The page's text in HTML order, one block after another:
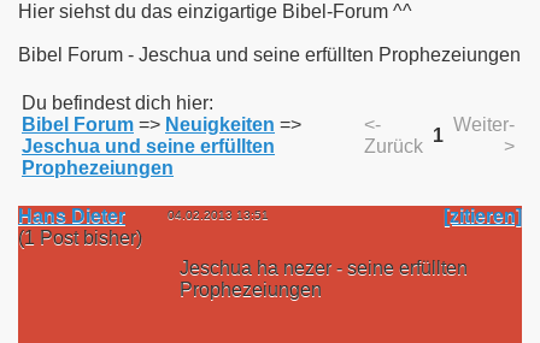
Hier siehst du das einzigartige Bibel-Forum ^^
Bibel Forum - Jeschua und seine erfüllten Prophezeiungen
Du befindest dich hier:
Bibel Forum => Neuigkeiten =>
Jeschua und seine erfüllten
Prophezeiungen
<-
Zurück
1
Weiter-
>
Hans Dieter
(1 Post bisher)
04.02.2013 13:51 [zitieren]
Jeschua ha nezer - seine erfüllten
Prophezeiungen